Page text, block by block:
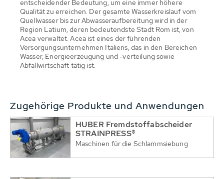
entscheidender Bedeutung, um eine immer höhere
Qualität zu erreichen. Der gesamte Wasserkreislauf vom
Quellwasser bis zur Abwasseraufbereitung wird in der
Region Latium, deren bedeutendste Stadt Rom ist, von
Acea verwaltet. Acea ist eines der führenden
Versorgungsunternehmen Italiens, das in den Bereichen
Wasser, Energieerzeugung und -verteilung sowie
Abfallwirtschaft tätig ist.
Zugehörige Produkte und Anwendungen
HUBER Fremdstoffabscheider
STRAINPRESS®
Maschinen für die Schlammsiebung